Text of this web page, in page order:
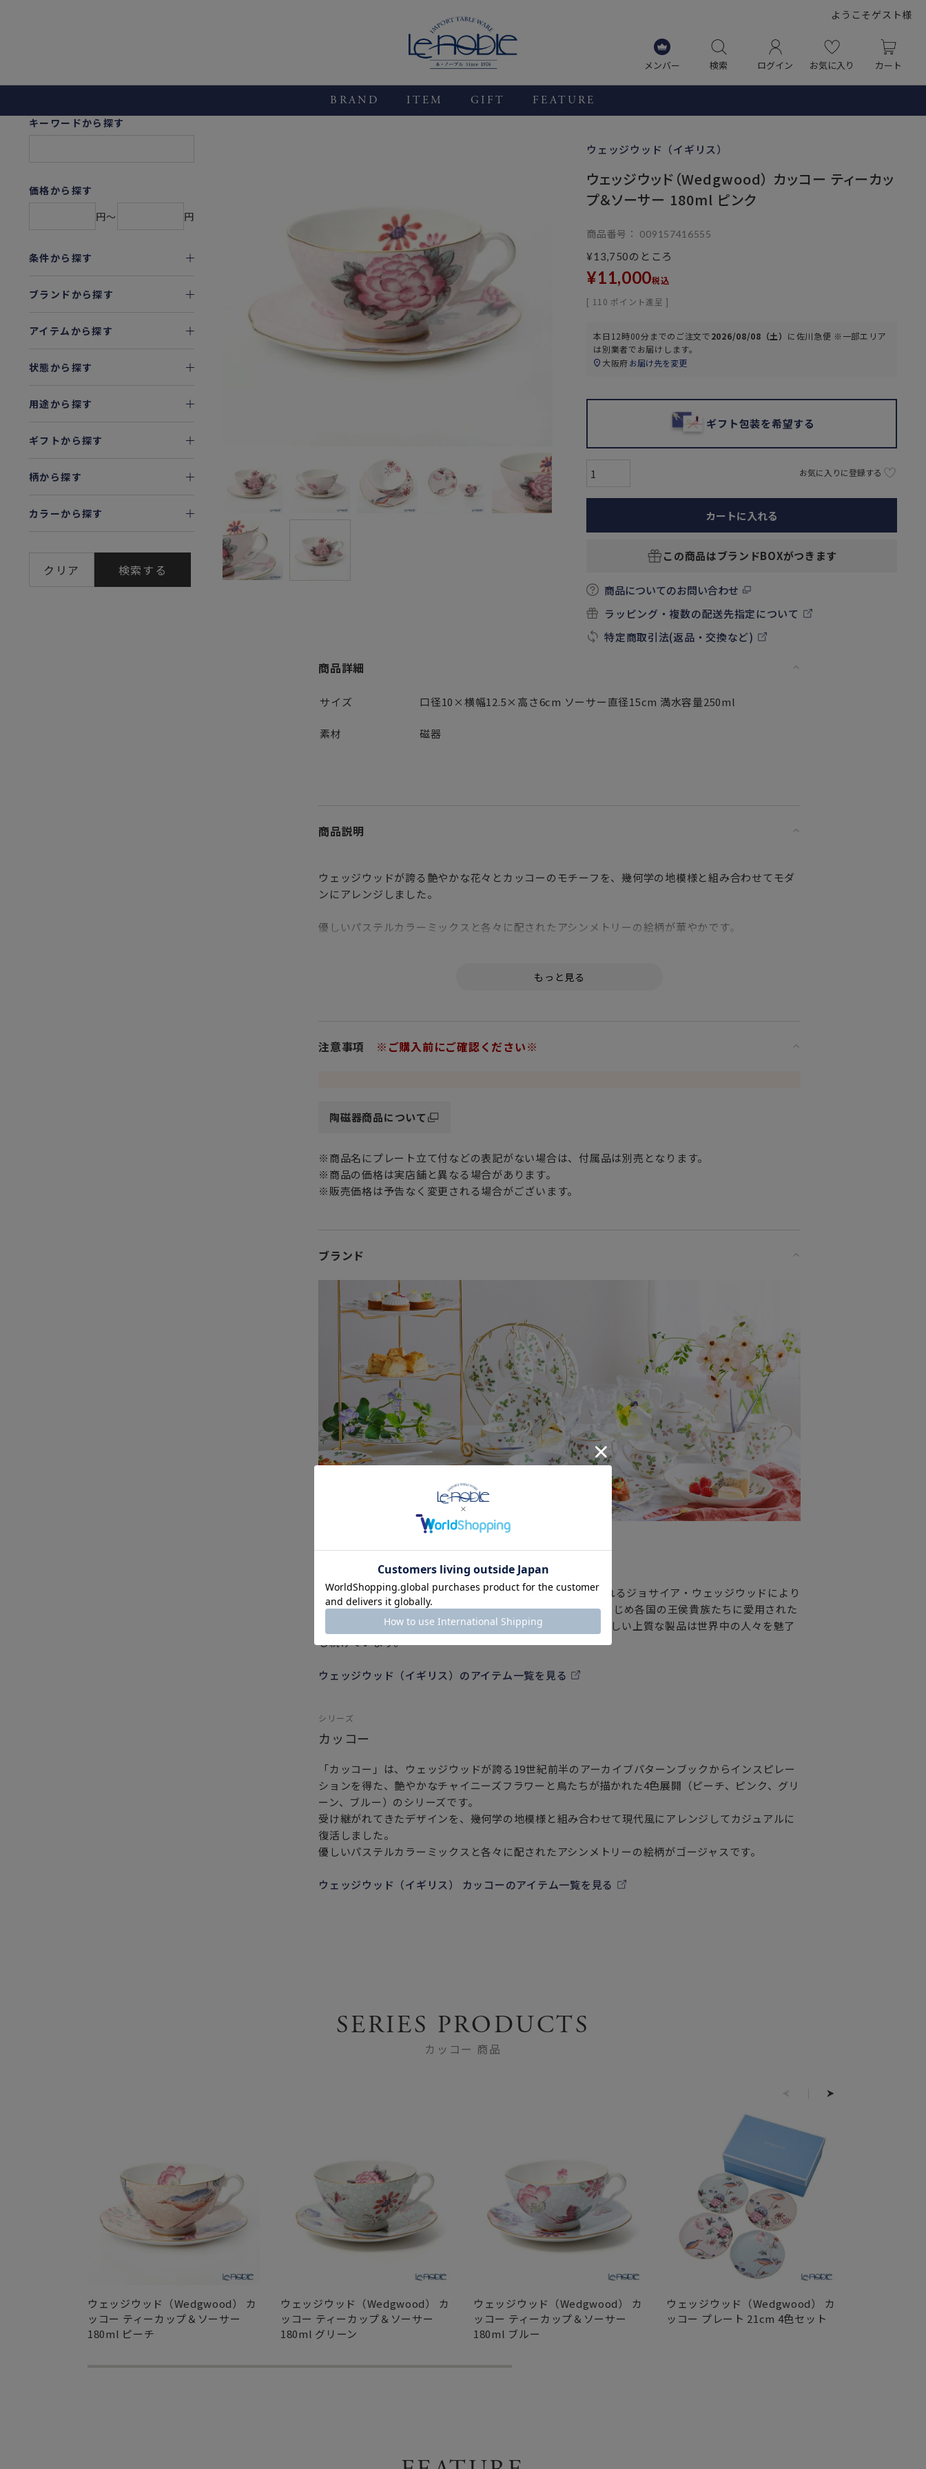
ようこそゲスト様
メンバー 検索 ログイン お気に入り カート
BRAND ITEM GIFT FEATURE
キーワードから探す
価格から探す
円〜
円
条件から探す
ブランドから探す
アイテムから探す
状態から探す
用途から探す
ギフトから探す
柄から探す
カラーから探す
クリア 検索する
ウェッジウッド（イギリス）
ウェッジウッド（Wedgwood） カッコー ティーカッ
プ＆ソーサー 180ml ピンク
商品番号 009157416555
¥13,750のところ
¥11,000税込
[ 110 ポイント進呈 ]
本日 12時00分までのご注文で2026/08/08（土） に佐川急便 ※一部エリア
は別業者でお届けします。
大阪府お届け先を変更
ギフト包装を希望する
お気に入りに登録する
カートに入れる
この商品はブランドBOXがつきます
商品についてのお問い合わせ
ラッピング・複数の配送先指定について
特定商取引法(返品・交換など)
商品詳細
サイズ 口径10×横幅12.5×高さ6cm ソーサー直径15cm 満水容量250ml
素材 磁器
商品説明
ウェッジウッドが誇る艶やかな花々とカッコーのモチーフを、幾何学の地模様と組み合わせてモダ
ンにアレンジしました。
優しいパステルカラーミックスと各々に配されたアシンメトリーの絵柄が華やかです。
入荷時期により箱のお色目（濃淡）が異なります。予めご了承くださいませ。
注意事項 ※ご購入前にご確認ください※
陶磁器商品について
※商品名にプレート立て付などの表記がない場合は、付属品は別売となります。
※商品の価格は実店舗と異なる場合があります。
※販売価格は予告なく変更される場合がございます。
ブランド
ウェッジウッド（イギリス）
ウェッジウッド（Wedgwood）は「英国陶工の父」と呼ばれるジョサイア・ウェッジウッドにより
1759年に創立された洋食器ブランドです。イギリス王室をはじめ各国の王侯貴族たちに愛用された
ことで名声を確実なものとし、現代においてもその気高く美しい上質な製品は世界中の人々を魅了
し続けています。
ウェッジウッド（イギリス）のアイテム一覧を見る
シリーズ
カッコー
「カッコー」は、ウェッジウッドが誇る19世紀前半のアーカイブパターンブックからインスピレー
ションを得た、艶やかなチャイニーズフラワーと鳥たちが描かれた4色展開（ピーチ、ピンク、グリ
ーン、ブルー）のシリーズです。
受け継がれてきたデザインを、幾何学の地模様と組み合わせて現代風にアレンジしてカジュアルに
復活しました。
優しいパステルカラーミックスと各々に配されたアシンメトリーの絵柄がゴージャスです。
ウェッジウッド（イギリス） カッコーのアイテム一覧を見る
SERIES PRODUCTS
カッコー 商品
ウェッジウッド（Wedgwood） カ
ッコー ティーカップ＆ソーサー
180ml ピーチ
ウェッジウッド（Wedgwood） カ
ッコー ティーカップ＆ソーサー
180ml グリーン
ウェッジウッド（Wedgwood） カ
ッコー ティーカップ＆ソーサー
180ml ブルー
ウェッジウッド（Wedgwood） カ
ッコー プレート 21cm 4色セット